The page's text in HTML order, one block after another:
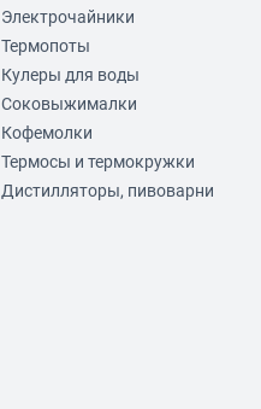
Электрочайники
Термопоты
Кулеры для воды
Соковыжималки
Кофемолки
Термосы и термокружки
Дистилляторы, пивоварни